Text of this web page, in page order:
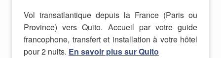
Vol transatlantique depuis la France (Paris ou
Province) vers Quito. Accueil par votre guide
francophone, transfert et installation à votre hôtel
pour 2 nuits. En savoir plus sur Quito